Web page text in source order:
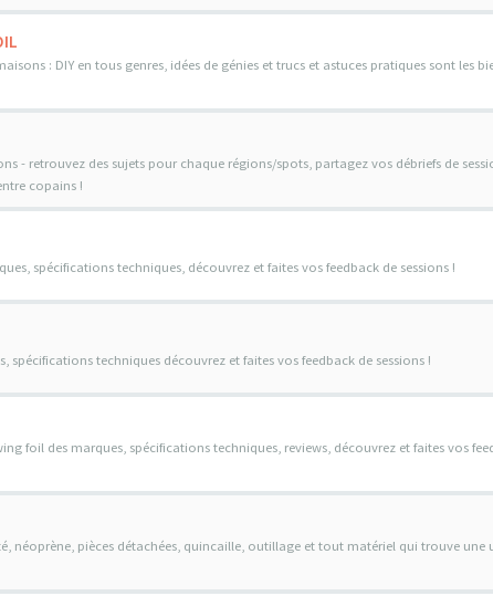
: DIY en tous genres, idées de génies et trucs et astuces pratiques sont les
- retrouvez des sujets pour chaque régions/spots, partagez vos débriefs de
copains !
spécifications techniques, découvrez et faites vos feedback de sessions !
spécifications techniques découvrez et faites vos feedback de sessions !
foil des marques, spécifications techniques, reviews, découvrez et faites vos
néoprène, pièces détachées, quincaille, outillage et tout matériel qui trouve une